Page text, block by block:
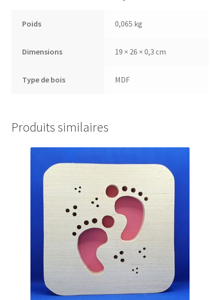
Poids 0,065 kg
Dimensions 19 × 26 × 0,3 cm
Type de bois MDF
Produits similaires